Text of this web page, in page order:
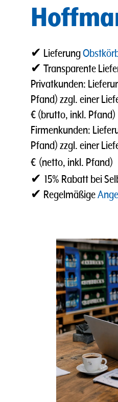
✔ Lieferung
✔ Transparente
Privatkunden:
Pfand) zzgl. einer
€ (brutto, inkl. Pfand)
Firmenkunden:
Pfand) zzgl. einer
€ (netto, inkl. Pfand)
✔ 15% Rabatt bei
✔ Regelmäßige